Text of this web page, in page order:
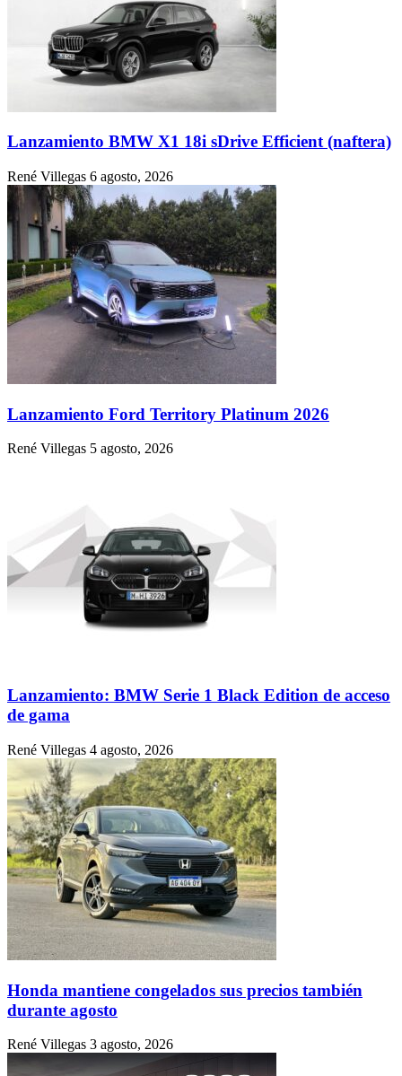
Lanzamiento BMW X1 18i sDrive Efficient (naftera)
René Villegas 6 agosto, 2026
Lanzamiento Ford Territory Platinum 2026
René Villegas 5 agosto, 2026
Lanzamiento: BMW Serie 1 Black Edition de acceso
de gama
René Villegas 4 agosto, 2026
Honda mantiene congelados sus precios también
durante agosto
René Villegas 3 agosto, 2026